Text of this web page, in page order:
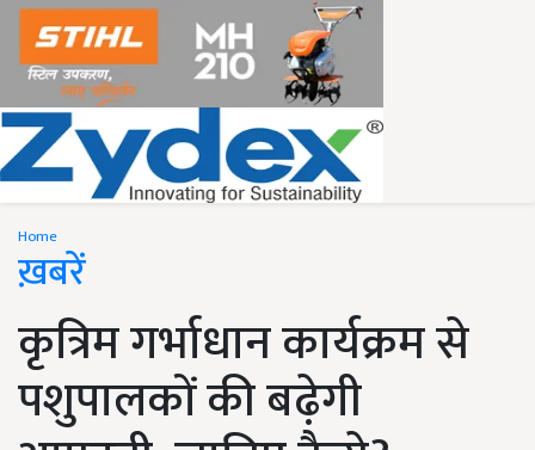
Home
ख़बरें
कृत्रिम गर्भाधान कार्यक्रम से
पशुपालकों की बढ़ेगी